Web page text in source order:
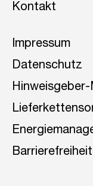
Kontakt
Impressum
Datenschutz